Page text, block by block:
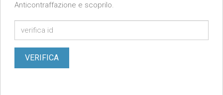
Anticontraffazione e scoprilo.
VERIFICA